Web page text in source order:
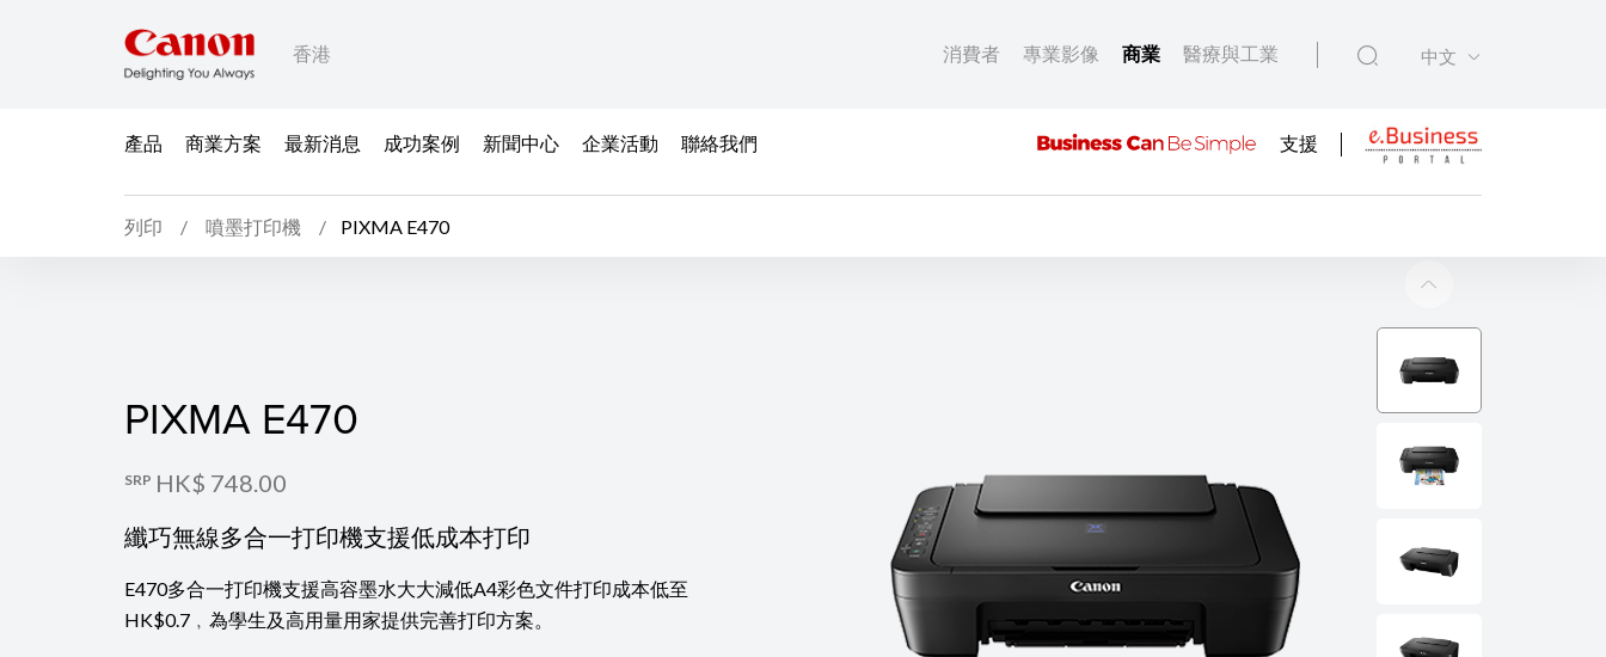
香港 消費者 專業影像 商業 醫療與工業 中文
產品 商業方案 最新消息 成功案例 新聞中心 企業活動 聯絡我們 支援
列印 噴墨打印機 PIXMA E470
PIXMA E470
SRP HK$ 748.00
纖巧無線多合一打印機支援低成本打印
E470多合一打印機支援高容墨水大大減低A4彩色文件打印成本低至
HK$0.7﹐為學生及高用量用家提供完善打印方案。